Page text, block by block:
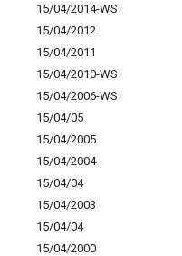
15/04/2014-WS
15/04/2012
15/04/2011
15/04/2010-WS
15/04/2006-WS
15/04/05
15/04/2005
15/04/2004
15/04/04
15/04/2003
15/04/04
15/04/2000